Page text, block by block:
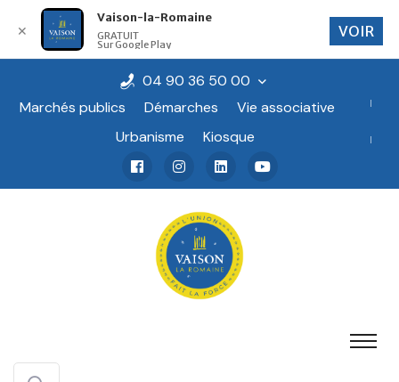
04 90 36 50 00
Marchés publics
Démarches
Vie associative
Urbanisme
Kiosque
✕
Vaison-la-Romaine
GRATUIT
Sur Google Play
VOIR